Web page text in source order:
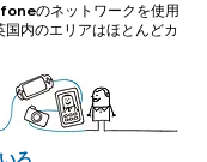
のネットワークを使用
内のエリアはほとんどカ